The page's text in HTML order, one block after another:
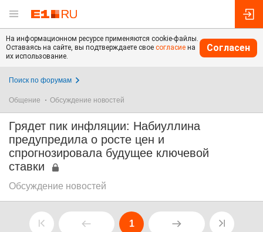
На информационном ресурсе применяются cookie-файлы.
Оставаясь на сайте, вы подтверждаете свое согласие на
их использование.
Согласен
Поиск по форумам
Общение Обсуждение новостей
Грядет пик инфляции: Набиуллина
предупредила о росте цен и
спрогнозировала будущее ключевой
ставки
Обсуждение новостей
1